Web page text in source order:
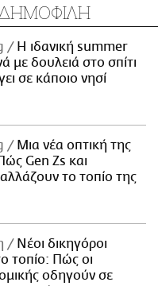
Η ιδανική summer
με δουλειά στο σπίτι
σε κάποιο νησί
Μια νέα οπτική της
Gen Zs και
το τοπίο της
Νέοι δικηγόροι
τοπίο: Πώς οι
οδηγούν σε